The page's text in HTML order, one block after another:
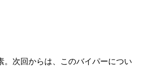
次回からは、このバイパーについ